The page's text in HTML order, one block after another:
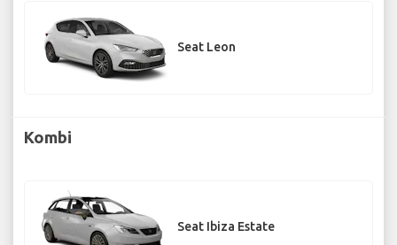
Seat Leon
Kombi
Seat Ibiza Estate